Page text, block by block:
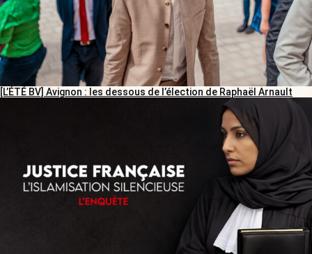
[L’ÉTÉ BV] Avignon : les dessous de l’élection de Raphaël Arnault